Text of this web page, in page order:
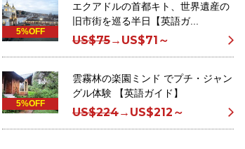
5%OFF
エクアドルの首都キト、世界遺産の
旧市街を巡る半日【英語ガ...
US$75→ US$71～
5%OFF
雲霧林の楽園ミンド でプチ・ジャン
グル体験 【英語ガイド】
US$224→ US$212～